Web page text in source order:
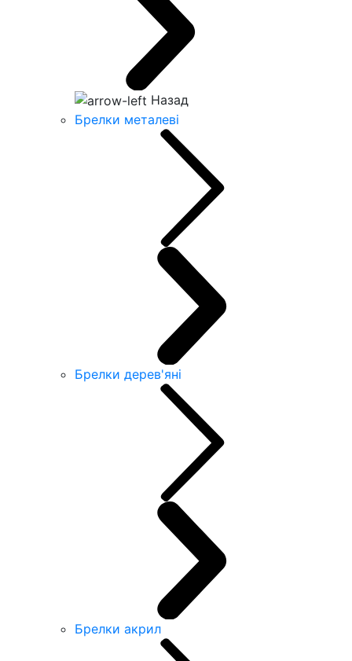
Назад
Брелки металеві
Брелки дерев'яні
Брелки акрил